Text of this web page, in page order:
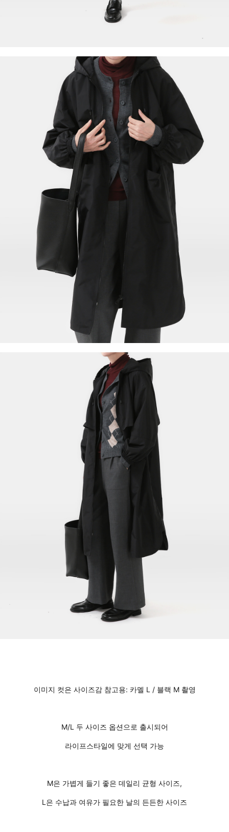
이미지 컷은 사이즈감 참고용: 카멜 L / 블랙 M 촬영
M/L 두 사이즈 옵션으로 출시되어
라이프스타일에 맞게 선택 가능
M은 가볍게 들기 좋은 데일리 균형 사이즈,
L은 수납과 여유가 필요한 날의 든든한 사이즈